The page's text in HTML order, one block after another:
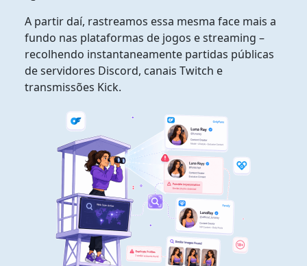
A partir daí, rastreamos essa mesma face mais a
fundo nas plataformas de jogos e streaming –
recolhendo instantaneamente partidas públicas
de servidores Discord, canais Twitch e
transmissões Kick.